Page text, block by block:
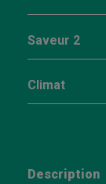
Saveur 2
Climat
Description